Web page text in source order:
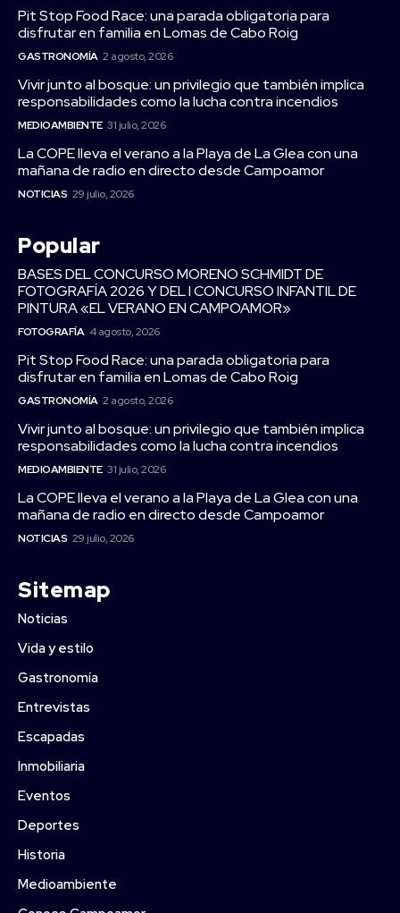
Pit Stop Food Race: una parada obligatoria para
disfrutar en familia en Lomas de Cabo Roig
GASTRONOMÍA 2 agosto, 2026
Vivir junto al bosque: un privilegio que también implica
responsabilidades como la lucha contra incendios
MEDIOAMBIENTE 31 julio, 2026
La COPE lleva el verano a la Playa de La Glea con una
mañana de radio en directo desde Campoamor
NOTICIAS 29 julio, 2026
Popular
BASES DEL CONCURSO MORENO SCHMIDT DE
FOTOGRAFÍA 2026 Y DEL I CONCURSO INFANTIL DE
PINTURA «EL VERANO EN CAMPOAMOR»
FOTOGRAFÍA 4 agosto, 2026
Pit Stop Food Race: una parada obligatoria para
disfrutar en familia en Lomas de Cabo Roig
GASTRONOMÍA 2 agosto, 2026
Vivir junto al bosque: un privilegio que también implica
responsabilidades como la lucha contra incendios
MEDIOAMBIENTE 31 julio, 2026
La COPE lleva el verano a la Playa de La Glea con una
mañana de radio en directo desde Campoamor
NOTICIAS 29 julio, 2026
Sitemap
Noticias
Vida y estilo
Gastronomía
Entrevistas
Escapadas
Inmobiliaria
Eventos
Deportes
Historia
Medioambiente